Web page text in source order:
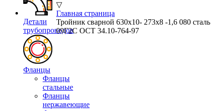
Детали
трубопроводов
Фланцы
Фланцы
стальные
Фланцы
нержавеющие
▽
Главная страница
Тройник сварной 630х10- 273х8 -1,6 080 сталь
09Г2С ОСТ 34.10-764-97